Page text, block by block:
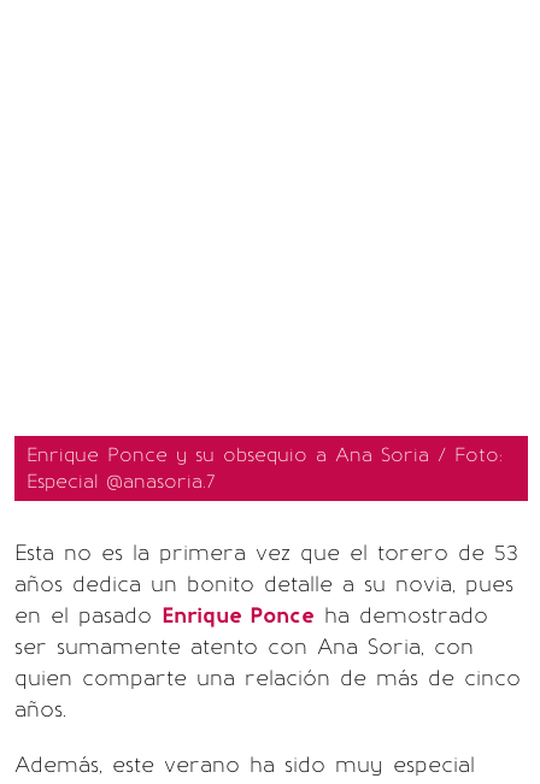
Enrique Ponce y su obsequio a Ana Soria / Foto:
Especial @anasoria.7
Esta no es la primera vez que el torero de 53
años dedica un bonito detalle a su novia, pues
en el pasado Enrique Ponce ha demostrado
ser sumamente atento con Ana Soria, con
quien comparte una relación de más de cinco
años.
Además, este verano ha sido muy especial